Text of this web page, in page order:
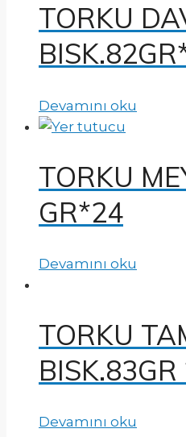
TORKU
Devamını oku
TORKU
GR*24
Devamını oku
TORKU
Devamını oku